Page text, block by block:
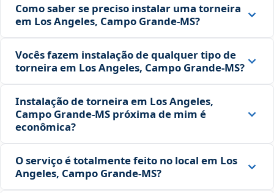
Como saber se preciso instalar uma torneira
em Los Angeles, Campo Grande‑MS?
Vocês fazem instalação de qualquer tipo de
torneira em Los Angeles, Campo Grande‑MS?
Instalação de torneira em Los Angeles,
Campo Grande‑MS próxima de mim é
econômica?
O serviço é totalmente feito no local em Los
Angeles, Campo Grande‑MS?